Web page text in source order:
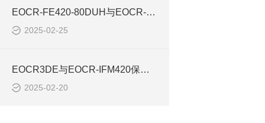
EOCR-FE420-80DUH与EOCR-IFM420保护器主要区别
2025-02-25
EOCR3DE与EOCR-IFM420保护器区别
2025-02-20